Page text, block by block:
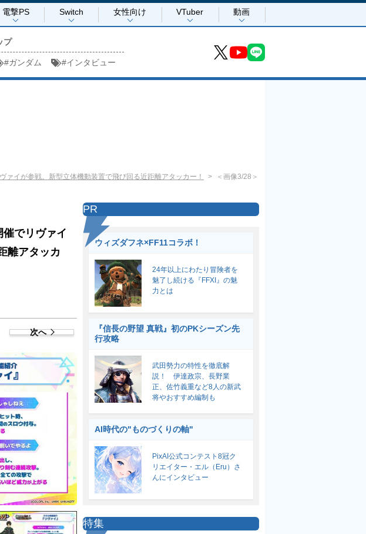
電撃PS Switch 女性向け VTuber 動画
プ
#ガンダム #インタビュー
ァイが参戦。新型立体機動装置で飛び回る近距離アタッカー！ ＜画像3/28＞
催でリヴァイ
離アタッカ
次へ
PR
ウィズダフネ×FF11コラボ！
24年以上にわたり冒険者を
魅了し続ける『FFXI』の魅
力とは
『信長の野望 真戦』初のPKシーズン先
行攻略
武田勢力の特性を徹底解
説！ 伊達政宗、長野業
正、佐竹義重など8人の新武
将やおすすめ編制も
AI時代の"ものづくりの軸"
PixAI公式コンテスト8冠ク
リエイター・エル（Eru）さ
んにインタビュー
特集